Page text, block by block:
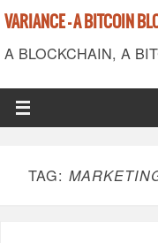
VARIANCE - A BITCOIN
A BLOCKCHAIN, A
TAG: